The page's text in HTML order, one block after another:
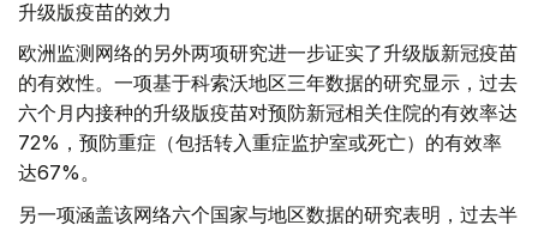
升级版疫苗的效力
欧洲监测网络的另外两项研究进一步证实了升级版新冠疫苗
的有效性。一项基于科索沃地区三年数据的研究显示，过去
六个月内接种的升级版疫苗对预防新冠相关住院的有效率达
72%，预防重症（包括转入重症监护室或死亡）的有效率
达67%。
另一项涵盖该网络六个国家与地区数据的研究表明，过去半